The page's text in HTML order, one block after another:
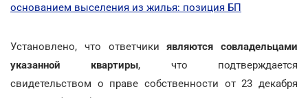
основанием выселения из жилья: позиция БП
Установлено, что ответчики являются совладельцами
указанной квартиры, что подтверждается
свидетельством о праве собственности от 23 декабря